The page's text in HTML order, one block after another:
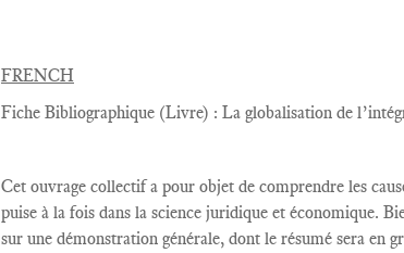
FRENCH
Fiche Bibliographique (Livre) : La globalisation de
Cet ouvrage collectif a pour objet de comprendre les
puise à la fois dans la science juridique et économique.
sur une démonstration générale, dont le résumé sera en